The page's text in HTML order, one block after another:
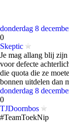
donderdag 8
0
Skeptic
Je mag allang blij
voor defecte
die quota die ze
bonnen uitdelen dan
donderdag 8
0
TJDoornbos
#TeamToekNip